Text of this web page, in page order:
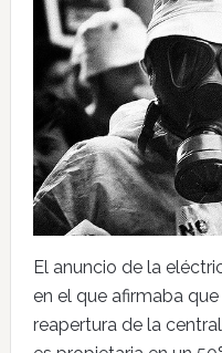
El anuncio de la
en el que afirmaba
reapertura de la